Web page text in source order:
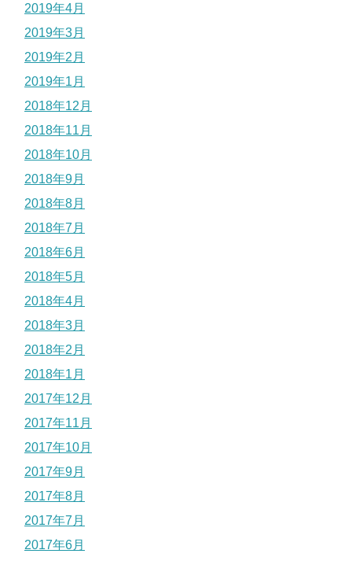
2019年4月
2019年3月
2019年2月
2019年1月
2018年12月
2018年11月
2018年10月
2018年9月
2018年8月
2018年7月
2018年6月
2018年5月
2018年4月
2018年3月
2018年2月
2018年1月
2017年12月
2017年11月
2017年10月
2017年9月
2017年8月
2017年7月
2017年6月